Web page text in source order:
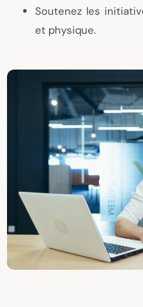
Soutenez les
et physique.